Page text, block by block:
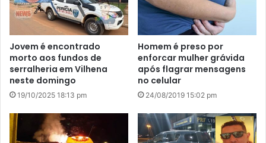
Jovem é encontrado
morto aos fundos de
serralheria em Vilhena
neste domingo
19/10/2025 18:13 pm
Homem é preso por
enforcar mulher grávida
após flagrar mensagens
no celular
24/08/2019 15:02 pm